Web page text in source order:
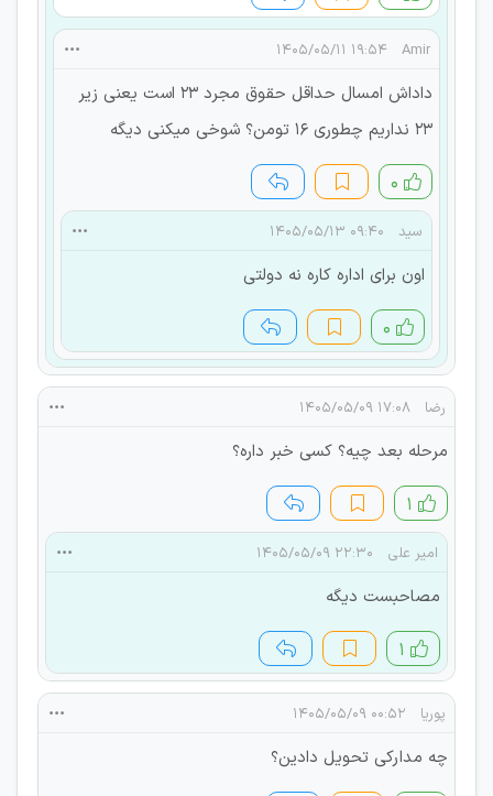
Amir ۱۹:۵۴ ۱۴۰۵/۰۵/۱۱
داداش امسال حداقل حقوق مجرد ۲۳ است یعنی زیر
۲۳ نداریم چطوری ۱۶ تومن؟ شوخی میکنی دیگه
۰
سید ۰۹:۴۰ ۱۴۰۵/۰۵/۱۳
اون برای اداره کاره نه دولتی
۰
رضا ۱۷:۰۸ ۱۴۰۵/۰۵/۰۹
مرحله بعد چیه؟ کسی خبر داره؟
۱
امیر علی ۲۲:۳۰ ۱۴۰۵/۰۵/۰۹
مصاحبست دیگه
۱
پوریا ۰۰:۵۲ ۱۴۰۵/۰۵/۰۹
چه مدارکی تحویل دادین؟